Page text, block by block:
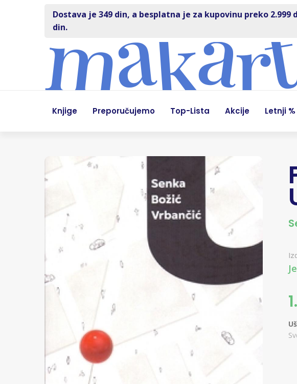
Dostava je 349 din, a besplatna je za kupovinu preko
din.
Knjige Preporučujemo Top-Lista Akcije Letnji %